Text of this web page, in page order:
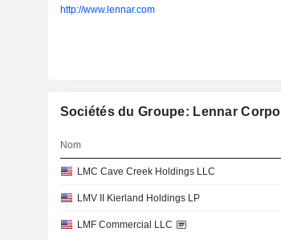
http://www.lennar.com
Sociétés du Groupe: Lennar
Nom
LMC Cave Creek Holdings LLC
LMV II Kierland Holdings LP
LMF Commercial LLC